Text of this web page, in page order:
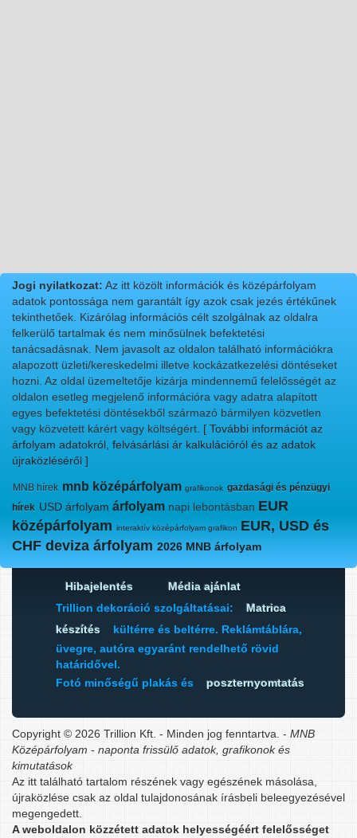
Jogi nyilatkozat: Az itt közölt információk és középárfolyam
adatok pontossága nem garantált így azok csak jezés értékűnek
tekinthetőek. Kizárólag információs célt szolgálnak az oldalra
felkerülő tartalmak és nem minősülnek befektetési
tanácsadásnak. Nem javasolt az oldalon található információkra
alapozott üzleti/kereskedelmi illetve kockázatkezelési döntéseket
hozni. Az oldal üzemeltetője kizárja mindennemű felelősségét az
oldalon esetleg megjelenő információra vagy adatra alapított
egyes befektetési döntésekből származó bármilyen közvetlen
vagy közvetett kárért vagy költségért. [ További információt az
árfolyam adatokról, felvásárlási ár kalkulációról és az adatok
újraközléséről ]
MNB hírek mnb középárfolyam grafikonok gazdasági és pénzügyi
hírek USD árfolyam árfolyam napi lebontásban EUR
középárfolyam interaktív középárfolyam grafikon EUR, USD és
CHF deviza árfolyam 2026 MNB árfolyam
Hibajelentés
Média ajánlat
Trillion dekoráció szolgáltatásai:
Matrica
készítés
kültérre és beltérre. Reklámtáblára,
üvegre, autóra egyaránt rendelhető rövid
határidővel.
Fotó minőségű plakás és
poszternyomtatás
Copyright © 2026 Trillion Kft. - Minden jog fenntartva. - MNB
Középárfolyam - naponta frissülő adatok, grafikonok és
kimutatások
Az itt található tartalom részének vagy egészének másolása,
újraközlése csak az oldal tulajdonosának írásbeli beleegyezésével
megengedett.
A weboldalon közzétett adatok helyességéért felelősséget